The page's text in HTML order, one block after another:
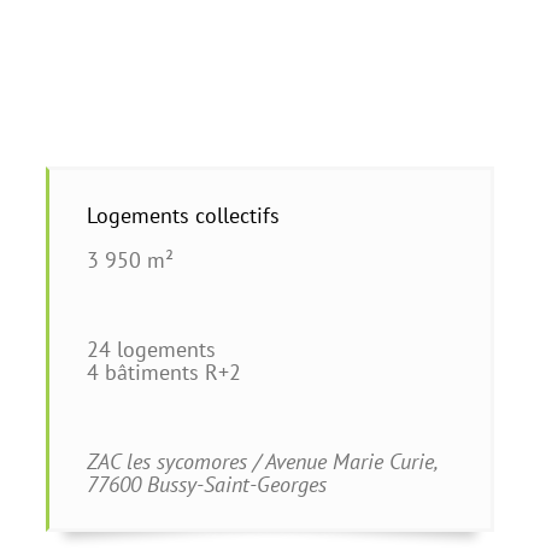
Logements collectifs
3 950 m²
24 logements
4 bâtiments R+2
ZAC les sycomores / Avenue Marie Curie,
77600 Bussy-Saint-Georges